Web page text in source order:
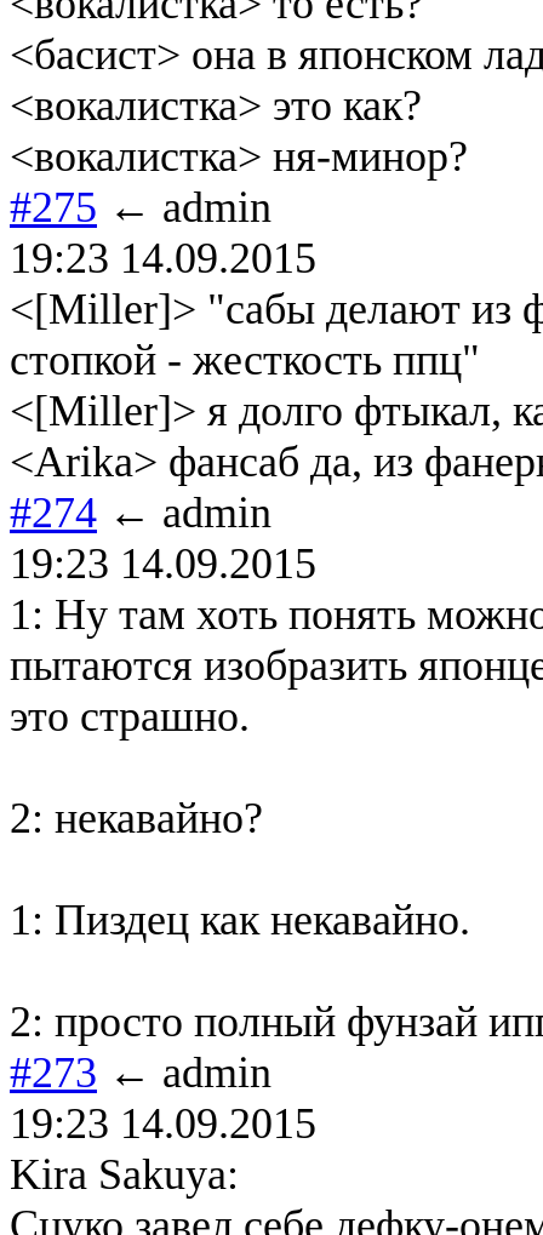
<басист> она в японском
<вокалистка> это как?
<вокалистка> ня-минор?
#275 ← admin
19:23 14.09.2015
<[Miller]> "сабы делают из
стопкой - жесткость ппц"
<[Miller]> я долго фтыкал,
<Arika> фансаб да, из
#274 ← admin
19:23 14.09.2015
1: Ну там хоть понять
пытаются изобразить
это страшно.
2: некавайно?
1: Пиздец как некавайно.
2: просто полный фунзай
#273 ← admin
19:23 14.09.2015
Kira Sakuya:
Сцуко завел себе дефку-